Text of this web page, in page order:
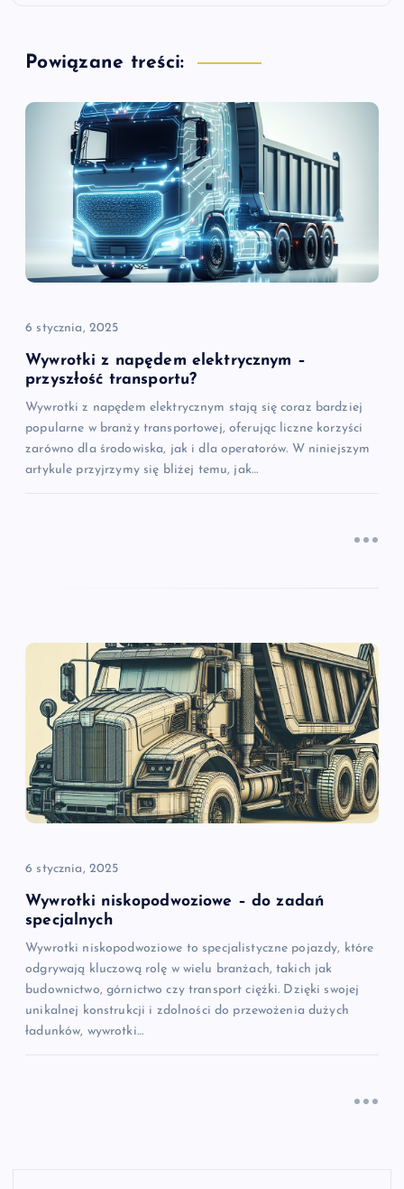
a
c
p
s
u
Powiązane treści:
6 stycznia, 2025
Wywrotki z napędem elektrycznym –
przyszłość transportu?
Wywrotki z napędem elektrycznym stają się coraz bardziej
popularne w branży transportowej, oferując liczne korzyści
zarówno dla środowiska, jak i dla operatorów. W niniejszym
artykule przyjrzymy się bliżej temu, jak…
6 stycznia, 2025
Wywrotki niskopodwoziowe – do zadań
specjalnych
Wywrotki niskopodwoziowe to specjalistyczne pojazdy, które
odgrywają kluczową rolę w wielu branżach, takich jak
budownictwo, górnictwo czy transport ciężki. Dzięki swojej
unikalnej konstrukcji i zdolności do przewożenia dużych
ładunków, wywrotki…